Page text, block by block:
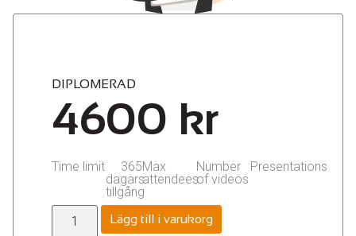
DIPLOMERAD
4600 kr
Time limit
365
dagars
tillgång
Max
attendees
Number
of videos
Presentations
Lägg till i varukorg